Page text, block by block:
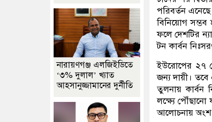
পরিবর্তন
বিনিয়োগ সম্ভব
ফলে দেশটির
টন কার্বন
ইউরোপের ২৭
জন্য দায়ী।
তুলনায় কার্বন
লক্ষ্যে
আলোচনায় অংশ
নারায়ণগঞ্জ এলজিইডিতে
‘৩% দুলাল’ খ্যাত
আহসানুজ্জামানের দুর্নীতি